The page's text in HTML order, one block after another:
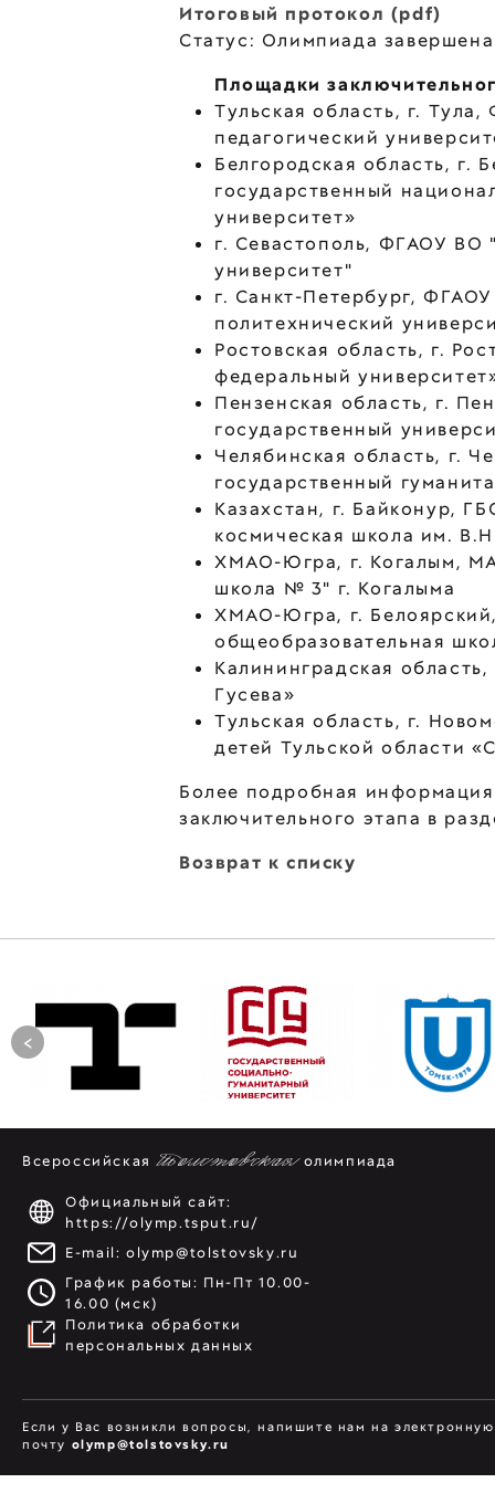
Итоговый протокол (pdf)
Статус: Олимпиада
Площадки
Тульская область, г.
педагогический
Белгородская область, г.
государственный
университет»
г. Севастополь, ФГАОУ ВО
университет"
г. Санкт-Петербург,
политехнический
Ростовская область, г.
федеральный
Пензенская область, г.
государственный
Челябинская область, г.
государственный
Казахстан, г. Байконур,
космическая школа им.
ХМАО-Югра, г. Когалым,
школа № 3" г. Когалыма
ХМАО-Югра, г.
общеобразовательная
Калининградская
Гусева»
Тульская область, г.
детей Тульской области
Более подробная
заключительного этапа в
Возврат к списку
<
ВсероссийскаяТолстовскаяолимпиада
Официальный сайт:
https://olymp.tsput.ru/
E-mail: olymp@tolstovsky.ru
График работы: Пн-Пт 10.00-
16.00 (мск)
Политика обработки
персональных данных
Если у Вас возникли вопросы, напишите нам на электронную
почту olymp@tolstovsky.ru